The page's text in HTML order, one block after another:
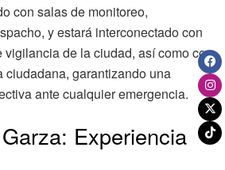
con salas de monitoreo,
y estará interconectado con
vigilancia de la ciudad, así como con
ciudadana, garantizando una
ante cualquier emergencia.
Experiencia